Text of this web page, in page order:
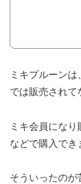
ミキプルーン
では販売されて
ミキ会員にな
などで購入でき
そういったの